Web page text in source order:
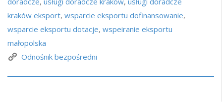
kraków eksport, wsparcie eksportu dofinansowanie,
wsparcie eksportu dotacje, wspeiranie eksportu
małopolska
Odnośnik bezpośredni